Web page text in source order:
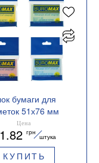
бумаги для
51х76 мм
99 Buromax
ассорти
Цена
грн
штука
КУПИТЬ